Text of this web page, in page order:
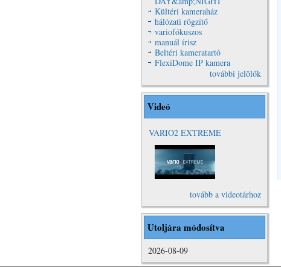
Kültéri kameraház
hálózati rögzítő
variofókuszos
manuál írisz
Beltéri kameratartó
FlexiDome IP kamera
további jelölők
Videó
VARIO2 EXTREME
VARIO2
Extreme Video
tovább a videotárhoz
Utoljára módosítva
2026-08-09